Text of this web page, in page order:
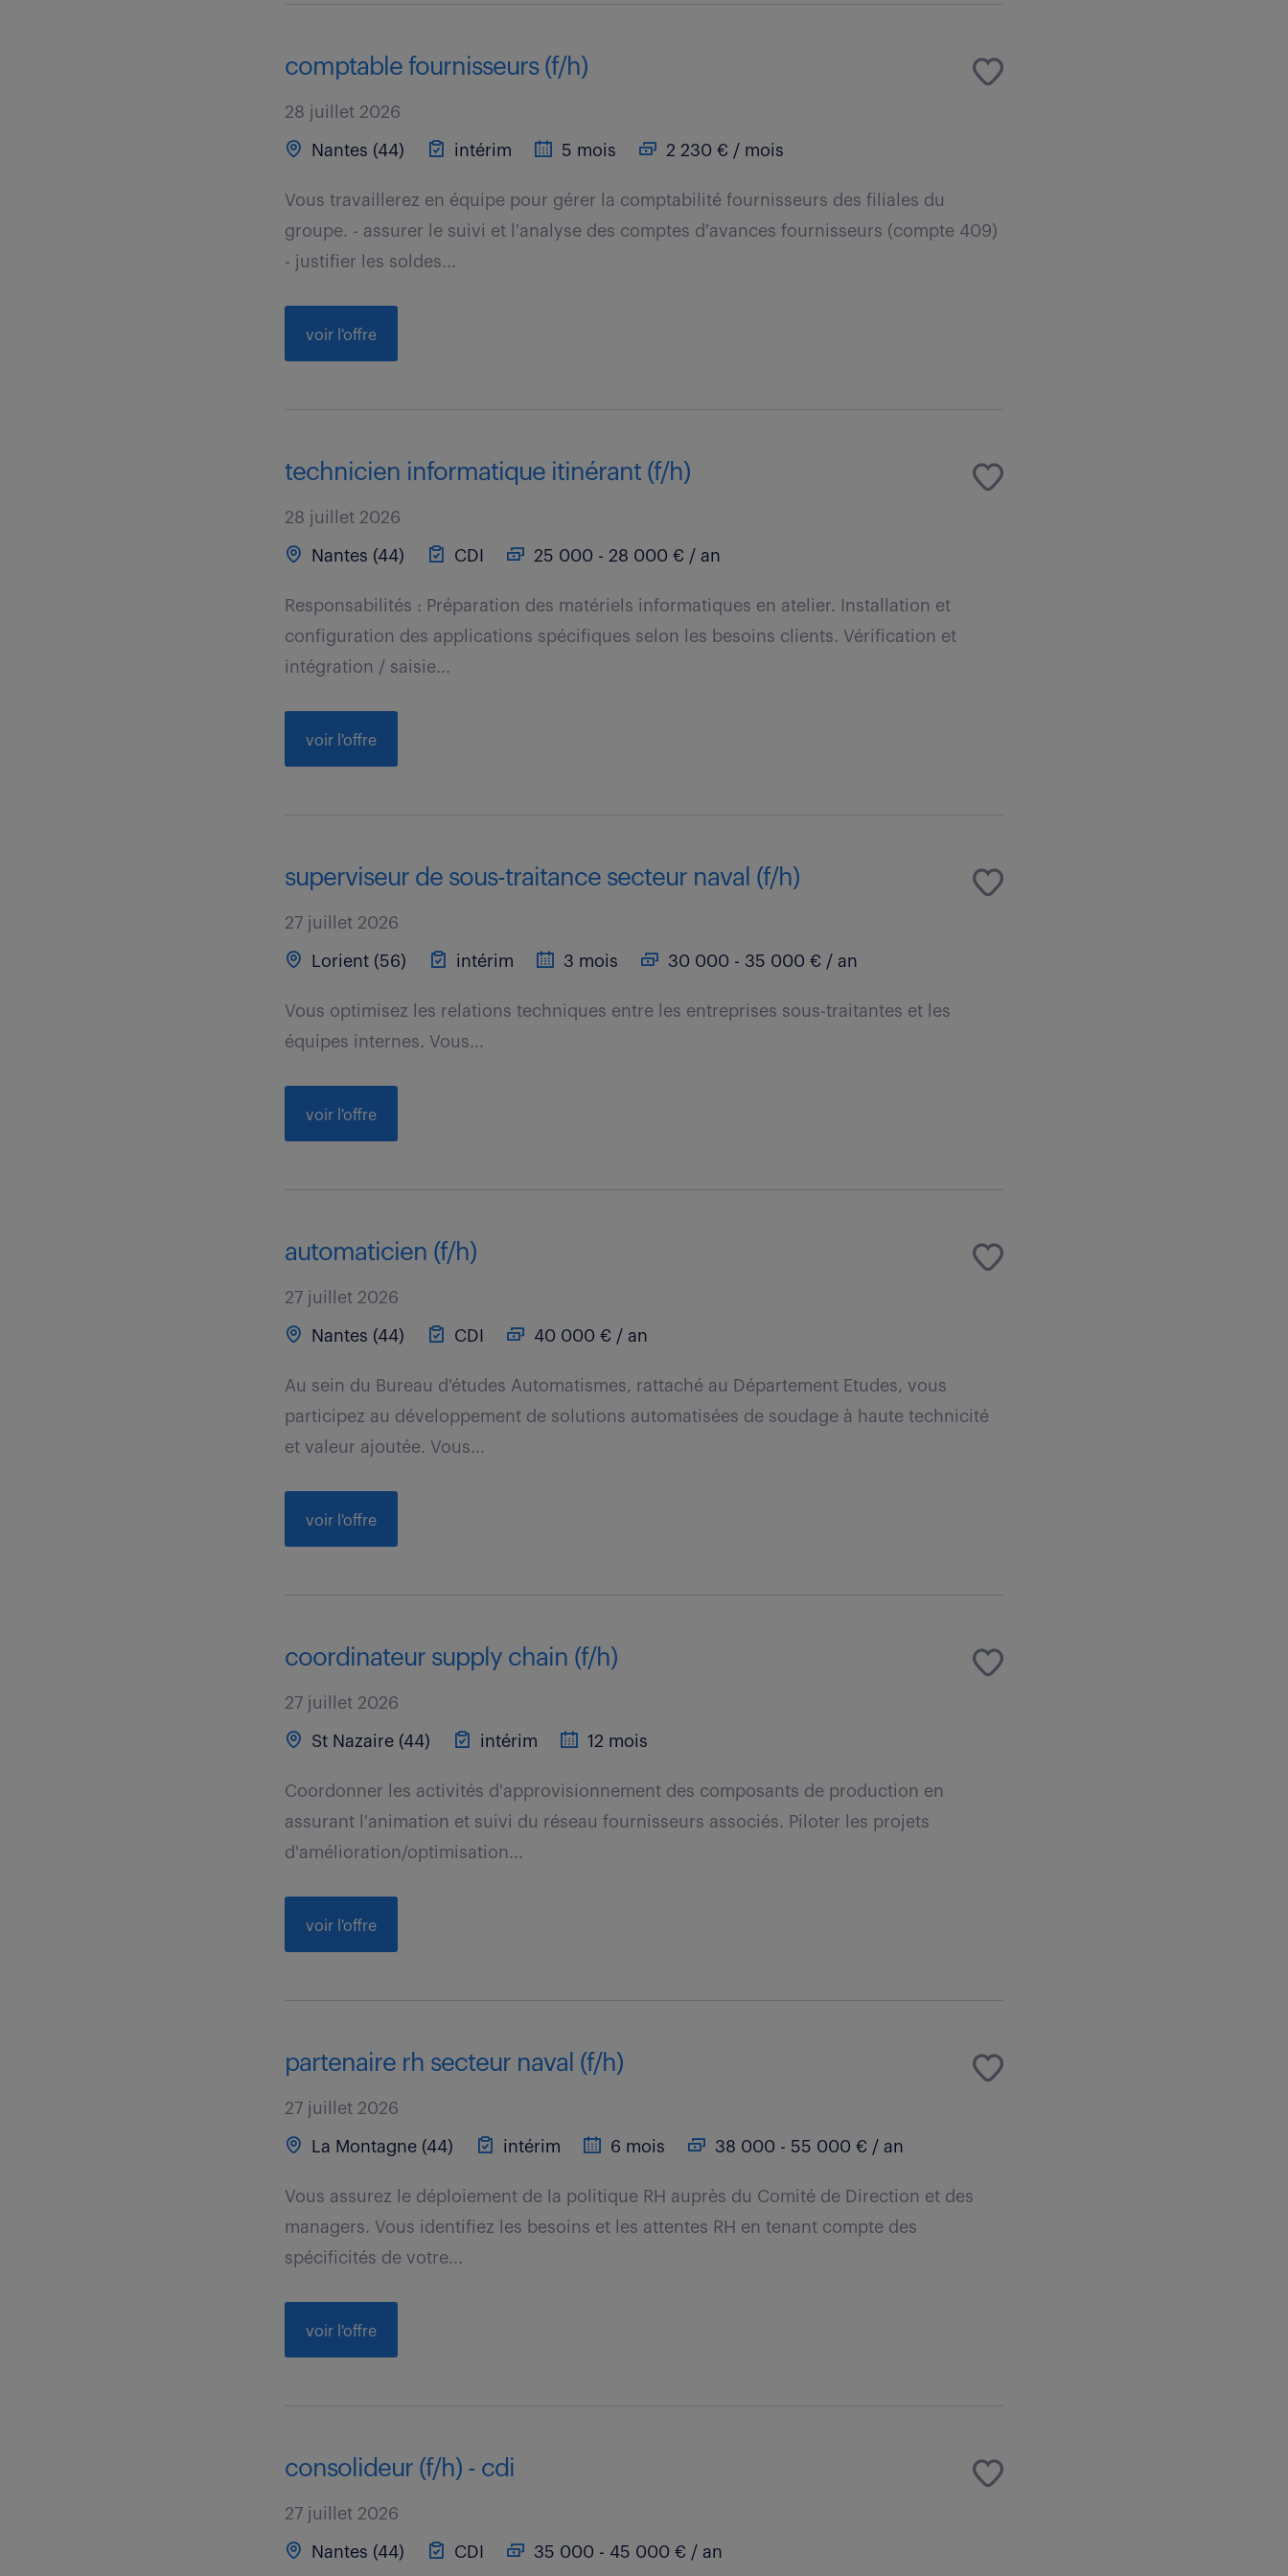
comptable fournisseurs (f/h)
28 juillet 2026
Nantes (44) intérim 5 mois 2 230 € / mois
Vous travaillerez en équipe pour gérer la comptabilité fournisseurs des filiales du
groupe. - assurer le suivi et l'analyse des comptes d'avances fournisseurs (compte 409)
- justifier les soldes...
voir l'offre
technicien informatique itinérant (f/h)
28 juillet 2026
Nantes (44) CDI 25 000 - 28 000 € / an
Responsabilités : Préparation des matériels informatiques en atelier. Installation et
configuration des applications spécifiques selon les besoins clients. Vérification et
intégration / saisie...
voir l'offre
superviseur de sous-traitance secteur naval (f/h)
27 juillet 2026
Lorient (56) intérim 3 mois 30 000 - 35 000 € / an
Vous optimisez les relations techniques entre les entreprises sous-traitantes et les
équipes internes. Vous...
voir l'offre
automaticien (f/h)
27 juillet 2026
Nantes (44) CDI 40 000 € / an
Au sein du Bureau d'études Automatismes, rattaché au Département Etudes, vous
participez au développement de solutions automatisées de soudage à haute technicité
et valeur ajoutée. Vous...
voir l'offre
coordinateur supply chain (f/h)
27 juillet 2026
St Nazaire (44) intérim 12 mois
Coordonner les activités d'approvisionnement des composants de production en
assurant l'animation et suivi du réseau fournisseurs associés. Piloter les projets
d'amélioration/optimisation...
voir l'offre
partenaire rh secteur naval (f/h)
27 juillet 2026
La Montagne (44) intérim 6 mois 38 000 - 55 000 € / an
Vous assurez le déploiement de la politique RH auprès du Comité de Direction et des
managers. Vous identifiez les besoins et les attentes RH en tenant compte des
spécificités de votre...
voir l'offre
consolideur (f/h) - cdi
27 juillet 2026
Nantes (44) CDI 35 000 - 45 000 € / an